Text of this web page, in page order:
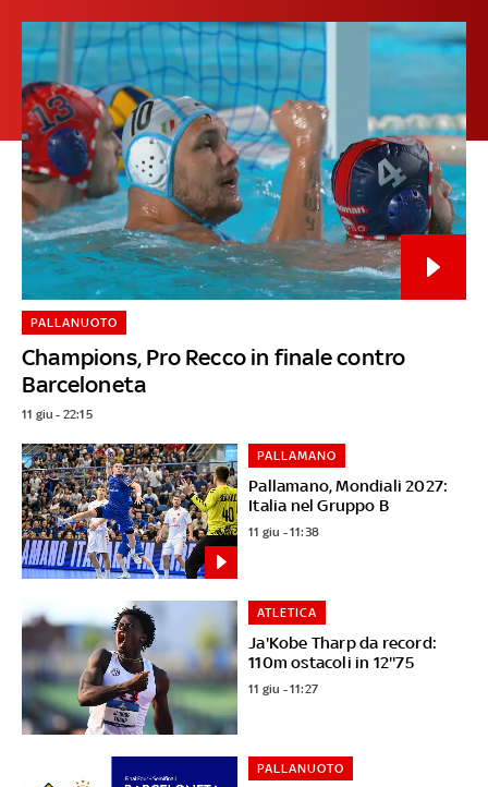
Champions, Pro Recco in finale contro
Barceloneta
PALLANUOTO
11 giu - 22:15
Pallamano, Mondiali 2027:
Italia nel Gruppo B
PALLAMANO
11 giu - 11:38
Ja'Kobe Tharp da record:
110m ostacoli in 12''75
ATLETICA
11 giu - 11:27
PALLANUOTO